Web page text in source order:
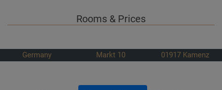
Rooms & Prices
Germany Markt 10 01917 Kamenz